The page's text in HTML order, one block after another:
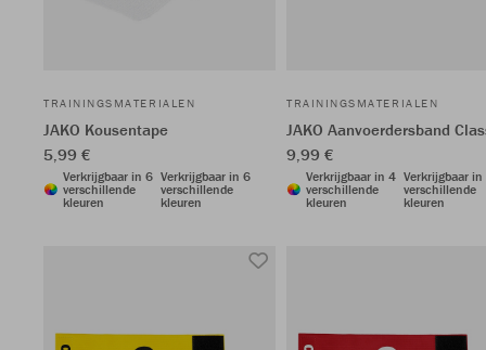
TRAININGSMATERIALEN
JAKO Kousentape
5,99 €
Verkrijgbaar in 6
verschillende
kleuren
Verkrijgbaar in 6
verschillende
kleuren
TRAININGSMATERIALEN
JAKO Aanvoerdersband
9,99 €
Verkrijgbaar in 4
verschillende
kleuren
Verkrijgbaar in
verschillende
kleuren